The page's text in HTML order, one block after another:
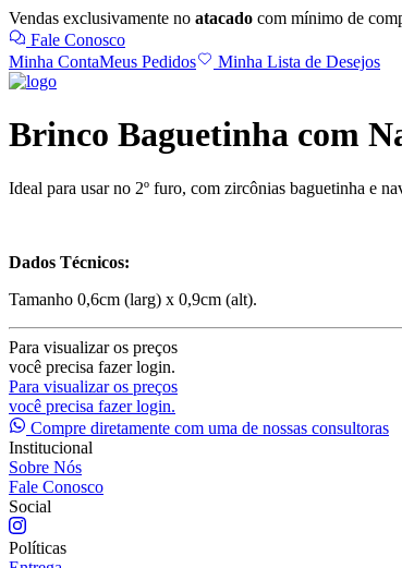
Vendas exclusivamente no atacado com mínimo de
Fale Conosco
Minha ContaMeus Pedidos Minha Lista de Desejos
Brinco Baguetinha com
Ideal para usar no 2º furo, com zircônias baguetinha e
Dados Técnicos:
Tamanho 0,6cm (larg) x 0,9cm (alt).
Para visualizar os preços
você precisa fazer login.
Para visualizar os preços
você precisa fazer login.
Compre diretamente com uma de nossas consultoras
Institucional
Sobre Nós
Fale Conosco
Social
Políticas